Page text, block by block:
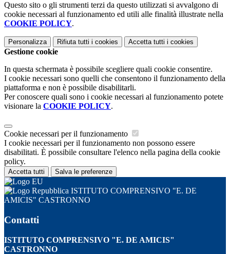
Questo sito o gli strumenti terzi da questo utilizzati si avvalgono di
cookie necessari al funzionamento ed utili alle finalità illustrate nella
COOKIE POLICY.
Personalizza Rifiuta tutti i cookies Accetta tutti i cookies
Gestione cookie
In questa schermata è possibile scegliere quali cookie consentire.
I cookie necessari sono quelli che consentono il funzionamento della
piattaforma e non è possibile disabilitarli.
Per conoscere quali sono i cookie necessari al funzionamento potete
visionare la COOKIE POLICY.
Cookie necessari per il funzionamento
I cookie necessari per il funzionamento non possono essere
disabilitati. È possibile consultare l'elenco nella pagina della cookie
policy.
Accetta tutti Salva le preferenze
ISTITUTO COMPRENSIVO "E. DE
AMICIS" CASTRONNO
Contatti
ISTITUTO COMPRENSIVO "E. DE AMICIS"
CASTRONNO